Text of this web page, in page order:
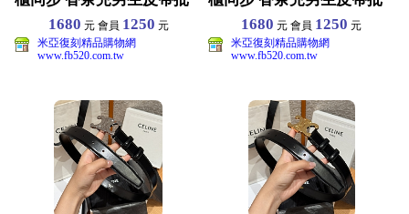
發 原版真皮材
1680 元 會員 1250 元
米亞復刻精品購物網
www.fb520.com.tw
發 原版真皮材
1680 元 會員 1250 元
米亞復刻精品購物網
www.fb520.com.tw